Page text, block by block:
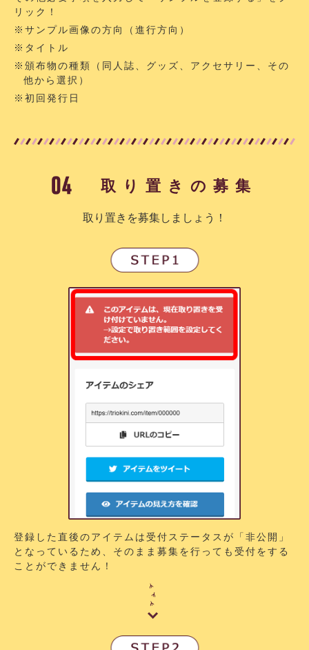
リック！
※サンプル画像の方向（進行方向）
※タイトル
※頒布物の種類（同人誌、グッズ、アクセサリー、その
他から選択）
※初回発行日
取り置きの募集
取り置きを募集しましょう！
登録した直後のアイテムは受付ステータスが「非公開」
となっているため、そのまま募集を行っても受付をする
ことができません！